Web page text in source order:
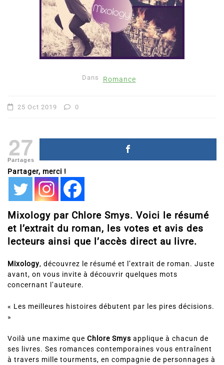
Dans Romance
25 Oct 2019 0
27
Partages
Partager, merci !
Mixology par Chlore Smys. Voici le résumé
et l’extrait du roman, les votes et avis des
lecteurs ainsi que l’accès direct au livre.
Mixology, découvrez le résumé et l’extrait de roman. Juste
avant, on vous invite à découvrir quelques mots
concernant l’auteure.
« Les meilleures histoires débutent par les pires décisions.
»
Voilà une maxime que Chlore Smys applique à chacun de
ses livres. Ses romances contemporaines vous entraînent
à travers mille tourments, en compagnie de personnages à